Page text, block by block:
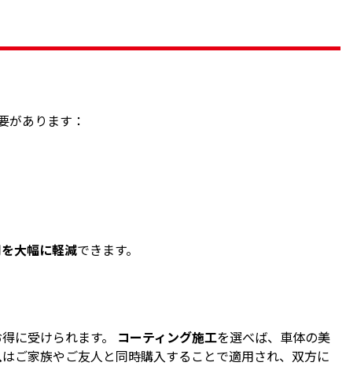
があります：
大幅に軽減できます。
に受けられます。 コーティング施工を選べば、車体の美
はご家族やご友人と同時購入することで適用され、双方に